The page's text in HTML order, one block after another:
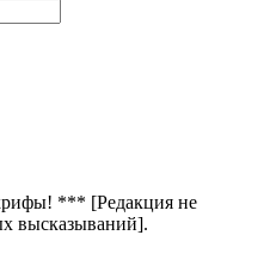
*** [Редакция не
высказываний].